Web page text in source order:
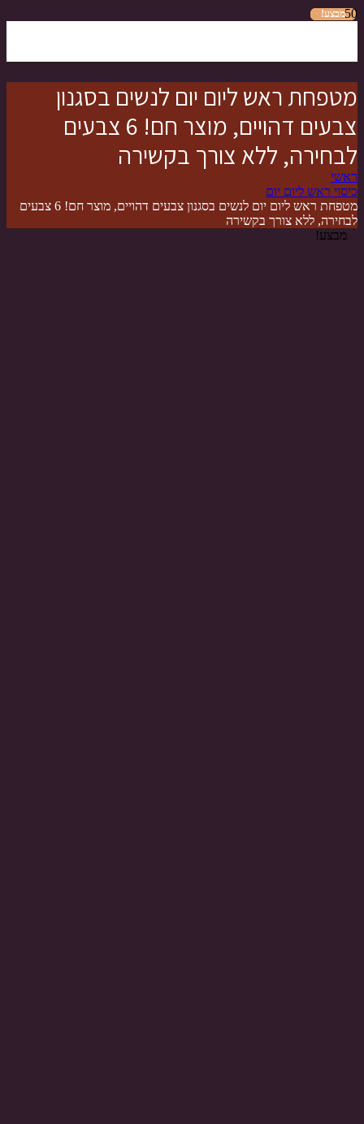
מטפחת ראש ליום יום לנשים בסגנון
צבעים דהויים, מוצר חם! 6 צבעים
לבחירה, ללא צורך בקשירה
ראשי
כיסוי ראש ליום יום
מטפחת ראש ליום יום לנשים בסגנון צבעים דהויים, מוצר חם! 6 צבעים
לבחירה, ללא צורך בקשירה
מבצע!
מבצע!
מבצע!
מבצע!
מבצע!
מבצע!
מבצע!
מבצע!